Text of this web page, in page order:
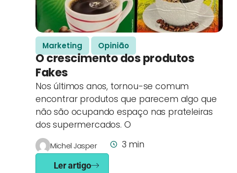
Marketing Opinião
O crescimento dos produtos
Fakes
Nos últimos anos, tornou-se comum
encontrar produtos que parecem algo que
não são ocupando espaço nas prateleiras
dos supermercados. O
Michel Jasper 3 min
Ler artigo